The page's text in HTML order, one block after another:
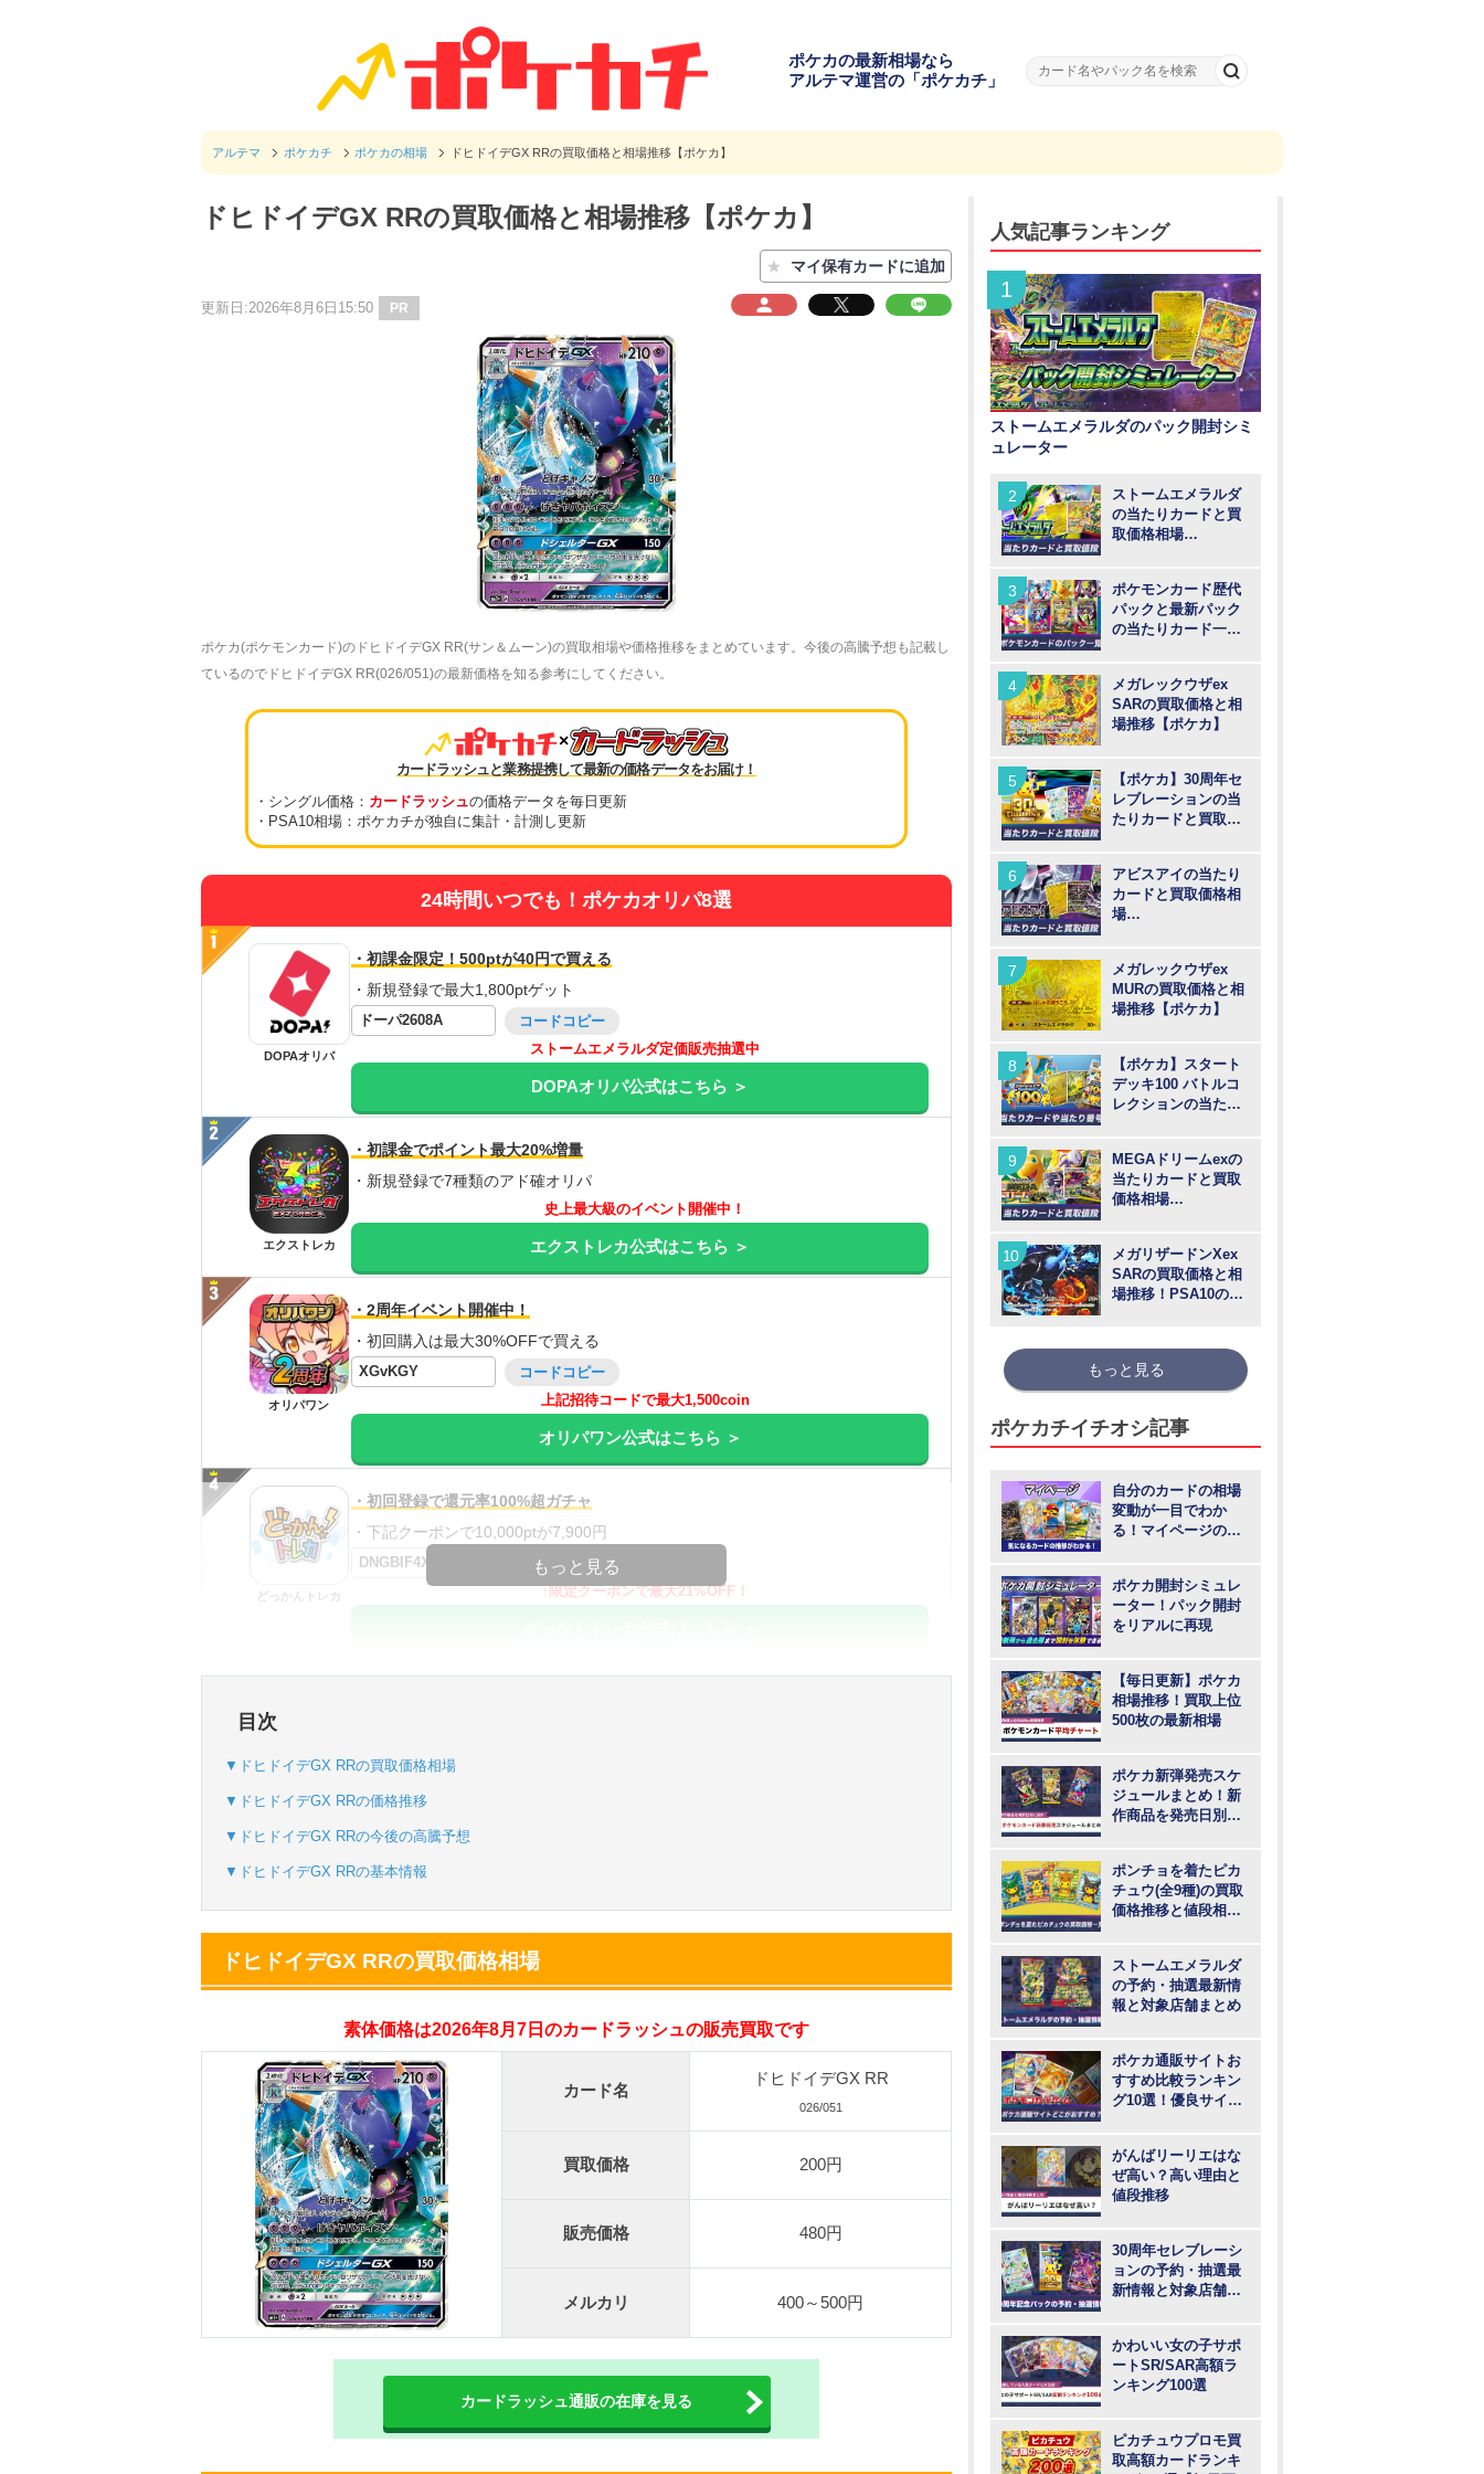
ポケカの最新相場なら
アルテマ運営の「ポケカチ」
アルテマ ポケカチ ポケカの相場 ドヒドイデGX RRの買取価格と相場推移【ポケカ】
ドヒドイデGX RRの買取価格と相場推移【ポケカ】
★ マイ保有カードに追加
更新日:2026年8月6日15:50 PR
ポケカ(ポケモンカード)のドヒドイデGX RR(サン＆ムーン)の買取相場や価格推移をまとめています。今後の高騰予想も記載し
ているのでドヒドイデGX RR(026/051)の最新価格を知る参考にしてください。
×
カードラッシュと業務提携して最新の価格データをお届け！
・シングル価格： カードラッシュの価格データを毎日更新
・PSA10相場：ポケカチが独自に集計・計測し更新
24時間いつでも！ポケカオリパ8選
DOPAオリパ
・初課金限定！500ptが40円で買える
・新規登録で最大1,800ptゲット
ドーパ2608A
コードコピー
ストームエメラルダ定価販売抽選中
DOPAオリパ公式はこちら ＞
エクストレカ
・初課金でポイント最大20%増量
・新規登録で7種類のアド確オリパ
史上最大級のイベント開催中！
エクストレカ公式はこちら ＞
オリパワン
・2周年イベント開催中！
・初回購入は最大30%OFFで買える
XGvKGY
コードコピー
上記招待コードで最大1,500coin
オリパワン公式はこちら ＞
どっかんトレカ
・初回登録で還元率100%超ガチャ
・下記クーポンで10,000ptが7,900円
DNGBIF4X
コードコピー
↑限定クーポンで最大21%OFF！
・新規登録で6種類アド確解禁
・1,000円で1,500coin買える
オリくじ
・初回購入は500coinが50円
・新規限定！8種類の激熱オリパ
新規登録で無料100連できる
TORAオリパ
・リリース1周年イベント開催中！
・新規登録で最大90%OFF
TORAオリパ公式はこちら ＞
もっと見る
目次
▼ドヒドイデGX RRの買取価格相場
▼ドヒドイデGX RRの価格推移
▼ドヒドイデGX RRの今後の高騰予想
▼ドヒドイデGX RRの基本情報
ドヒドイデGX RRの買取価格相場
素体価格は2026年8月7日のカードラッシュの販売買取です
カード名
ドヒドイデGX RR
026/051
買取価格 200円
販売価格 480円
メルカリ 400～500円
カードラッシュ通販の在庫を見る
人気記事ランキング
ストームエメラルダのパック開封シミ
ュレーター
ストームエメラルダ
の当たりカードと買
取価格相場
ポケモンカード歴代
パックと最新パック
の当たりカード一覧
メガレックウザex
SARの買取価格と相
場推移【ポケカ】
【ポケカ】30周年セ
レブレーションの当
たりカードと買取価
アビスアイの当たり
カードと買取価格相
場
メガレックウザex
MURの買取価格と相
場推移【ポケカ】
【ポケカ】スタート
デッキ100 バトルコ
レクションの当たり
MEGAドリームexの
当たりカードと買取
価格相場
メガリザードンXex
SARの買取価格と相
場推移！PSA10の値
もっと見る
ポケカチイチオシ記事
自分のカードの相場
変動が一目でわか
る！マイページの登
ポケカ開封シミュレ
ーター！パック開封
をリアルに再現
【毎日更新】ポケカ
相場推移！買取上位
500枚の最新相場
ポケカ新弾発売スケ
ジュールまとめ！新
作商品を発売日別に
ポンチョを着たピカ
チュウ(全9種)の買取
価格推移と値段相
ストームエメラルダ
の予約・抽選最新情
報と対象店舗まとめ
ポケカ通販サイトお
すすめ比較ランキン
グ10選！優良サイト
がんばリーリエはな
ぜ高い？高い理由と
値段推移
30周年セレブレーシ
ョンの予約・抽選最
新情報と対象店舗ま
かわいい女の子サポ
ートSR/SAR高額ラ
ンキング100選
ピカチュウプロモ買
取高額カードランキ